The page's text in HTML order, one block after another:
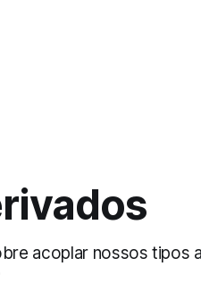
acoplar nossos tipos